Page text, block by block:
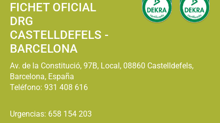
FICHET OFICIAL
DRG
CASTELLDEFELS -
BARCELONA
Av. de la Constitució, 97B, Local, 08860 Castelldefels,
Barcelona, España
Teléfono: 931 408 616
Urgencias: 658 154 203